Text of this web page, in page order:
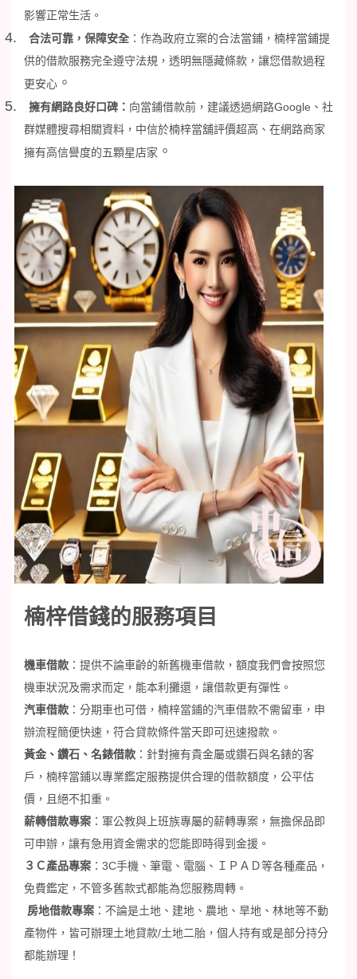
影響正常生活。
4. 合法可靠，保障安全 ：作為政府立案的合法當鋪，楠梓當鋪提
供的借款服務完全遵守法規，透明無隱藏條款，讓您借款過程
更安心 。
5.
擁有網路良好口碑： 向當鋪借款前，建議透過網路Google 、社
群媒體搜尋相關資料，中信於楠梓當舖評價超高、在網路商家
擁有高信譽度的五顆星店家 。
楠梓借錢的服務項目
機車借款 ：提供不論車齡的新舊機車借款，額度我們會按照您
機車狀況及需求而定，能本利攤還，讓借款更有彈性。
汽車借款 ：分期車也可借，楠梓當鋪的汽車借款不需留車，申
辦流程簡便快速，符合貸款條件當天即可迅速撥款。
黃金、鑽石、名錶借款 ：針對擁有貴金屬或鑽石與名錶的客
戶，楠梓當鋪以專業鑑定服務提供合理的借款額度，公平估
價，且絕不扣重。
薪轉借款專案 ：軍公教與上班族專屬的薪轉專案，無擔保品即
可申辦，讓有急用資金需求的您能即時得到金援。
３Ｃ產品專案 ： 3C手機、筆電、電腦、ＩＰＡＤ等各種產品，
免費鑑定，不管多舊款式都能為您服務周轉 。
房地借款專案 ： 不論是土地、建地、農地、旱地、林地等不動
產物件，皆可辦理土地貸款/土地二胎，個人持有或是部分持分
都能辦理！